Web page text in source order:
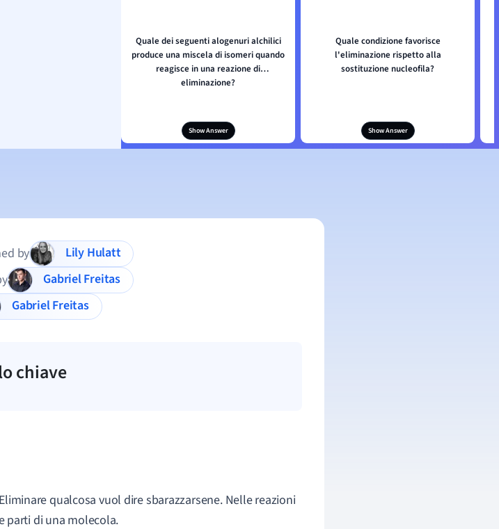
Quale dei seguenti alogenuri alchilici
produce una miscela di isomeri quando
reagisce in una reazione di
eliminazione?
Show Answer
Quale condizione favorisce
l'eliminazione rispetto alla
sostituzione nucleofila?
Show Answer
by
Lily Hulatt
Gabriel Freitas
Gabriel Freitas
chiave
qualcosa vuol dire sbarazzarsene. Nelle reazioni
parti di una molecola.